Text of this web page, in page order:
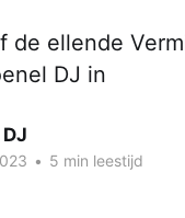
de ellende
DJ in
• 5 min leestijd